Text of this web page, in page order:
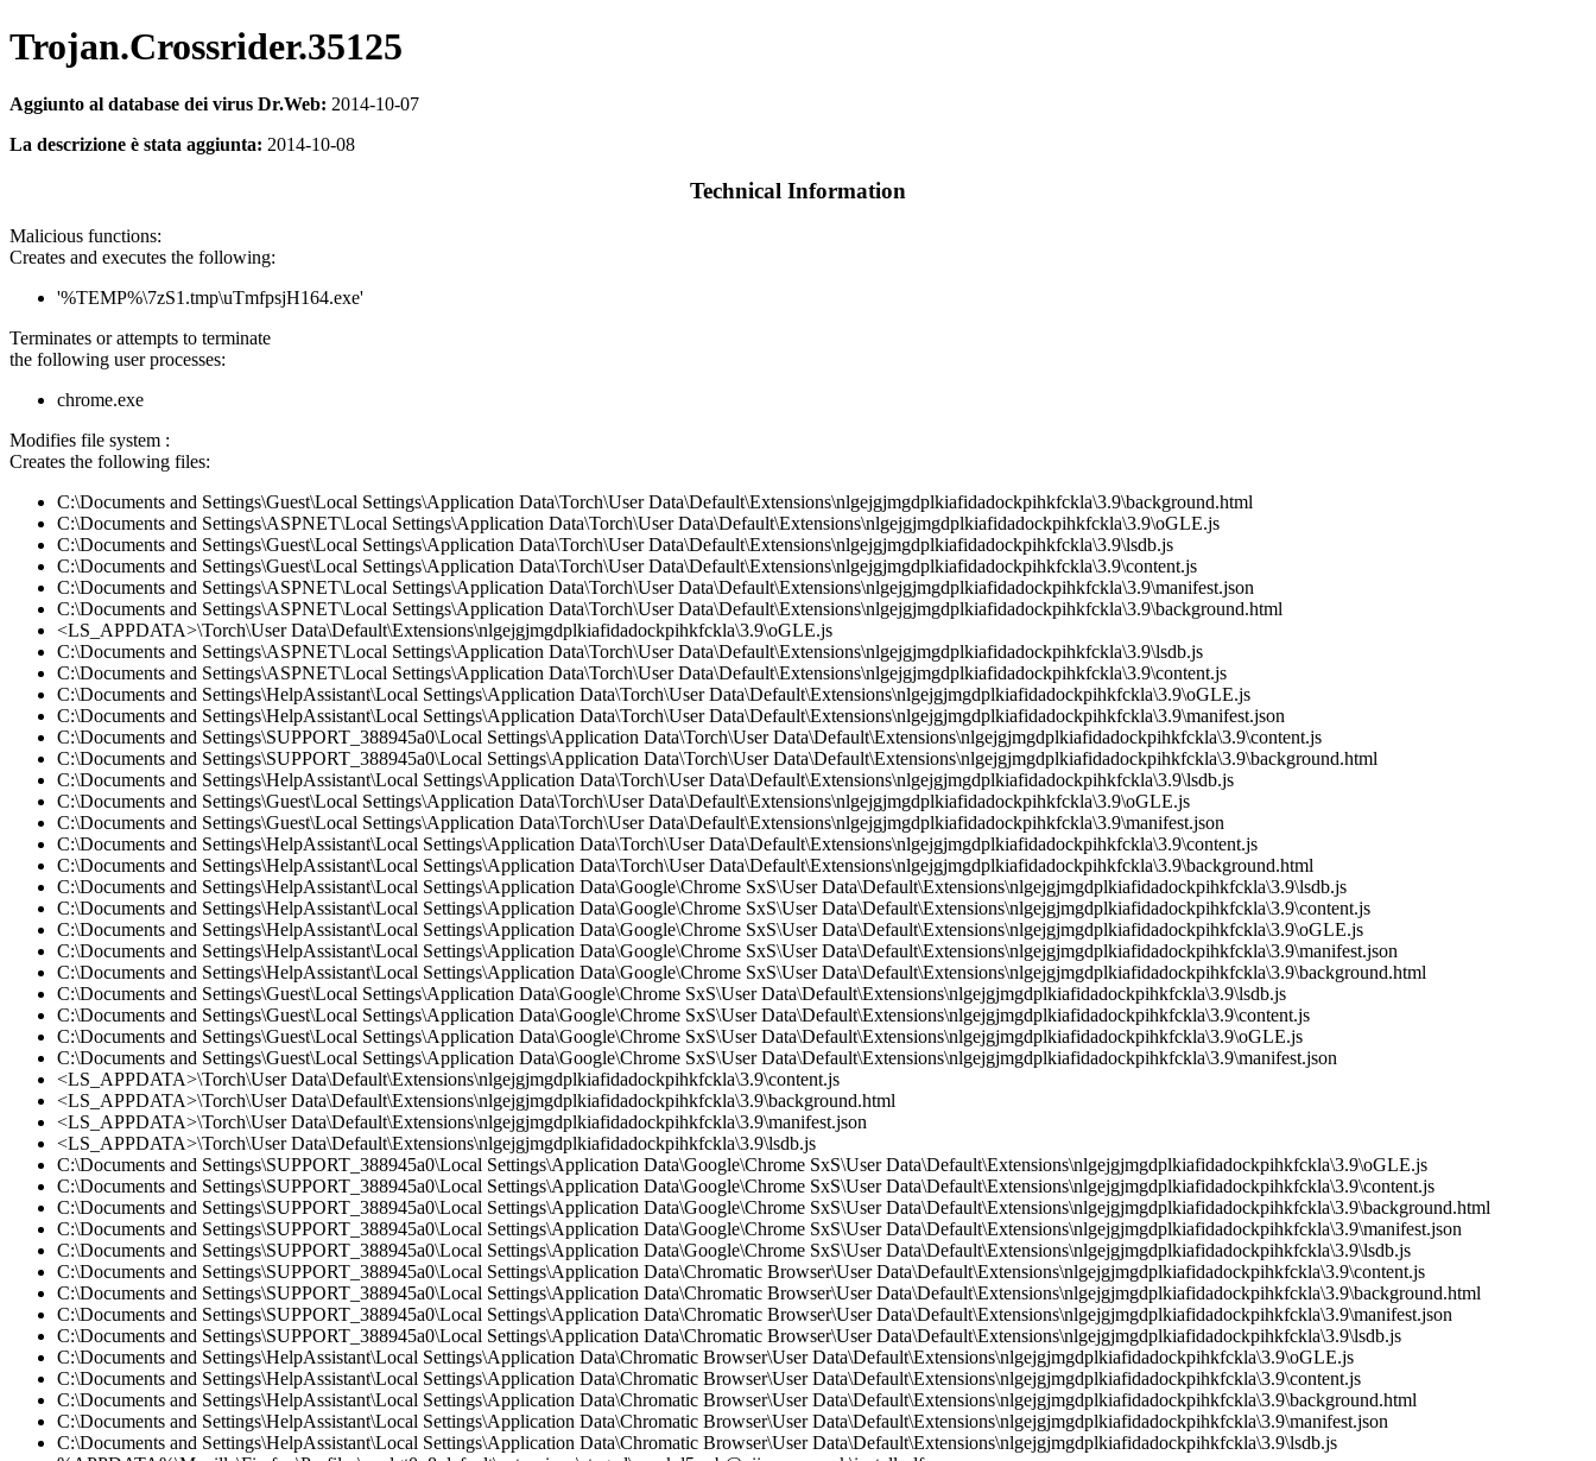
Trojan.Crossrider.35125
Aggiunto al database dei virus Dr.Web: 2014-10-07
La descrizione è stata aggiunta: 2014-10-08
Technical Information
Malicious functions:
Creates and executes the following:
'%TEMP%\7zS1.tmp\uTmfpsjH164.exe'
Terminates or attempts to terminate
the following user processes:
chrome.exe
Modifies file system :
Creates the following files:
C:\Documents and Settings\Guest\Local Settings\Application Data\Torch\User Data\Default\Extensions\nlgejgjmgdplkiafidadockpihkfckla\3.9\background.html
C:\Documents and Settings\ASPNET\Local Settings\Application Data\Torch\User Data\Default\Extensions\nlgejgjmgdplkiafidadockpihkfckla\3.9\oGLE.js
C:\Documents and Settings\Guest\Local Settings\Application Data\Torch\User Data\Default\Extensions\nlgejgjmgdplkiafidadockpihkfckla\3.9\lsdb.js
C:\Documents and Settings\Guest\Local Settings\Application Data\Torch\User Data\Default\Extensions\nlgejgjmgdplkiafidadockpihkfckla\3.9\content.js
C:\Documents and Settings\ASPNET\Local Settings\Application Data\Torch\User Data\Default\Extensions\nlgejgjmgdplkiafidadockpihkfckla\3.9\manifest.json
C:\Documents and Settings\ASPNET\Local Settings\Application Data\Torch\User Data\Default\Extensions\nlgejgjmgdplkiafidadockpihkfckla\3.9\background.html
<LS_APPDATA>\Torch\User Data\Default\Extensions\nlgejgjmgdplkiafidadockpihkfckla\3.9\oGLE.js
C:\Documents and Settings\ASPNET\Local Settings\Application Data\Torch\User Data\Default\Extensions\nlgejgjmgdplkiafidadockpihkfckla\3.9\lsdb.js
C:\Documents and Settings\ASPNET\Local Settings\Application Data\Torch\User Data\Default\Extensions\nlgejgjmgdplkiafidadockpihkfckla\3.9\content.js
C:\Documents and Settings\HelpAssistant\Local Settings\Application Data\Torch\User Data\Default\Extensions\nlgejgjmgdplkiafidadockpihkfckla\3.9\oGLE.js
C:\Documents and Settings\HelpAssistant\Local Settings\Application Data\Torch\User Data\Default\Extensions\nlgejgjmgdplkiafidadockpihkfckla\3.9\manifest.json
C:\Documents and Settings\SUPPORT_388945a0\Local Settings\Application Data\Torch\User Data\Default\Extensions\nlgejgjmgdplkiafidadockpihkfckla\3.9\content.js
C:\Documents and Settings\SUPPORT_388945a0\Local Settings\Application Data\Torch\User Data\Default\Extensions\nlgejgjmgdplkiafidadockpihkfckla\3.9\background.html
C:\Documents and Settings\HelpAssistant\Local Settings\Application Data\Torch\User Data\Default\Extensions\nlgejgjmgdplkiafidadockpihkfckla\3.9\lsdb.js
C:\Documents and Settings\Guest\Local Settings\Application Data\Torch\User Data\Default\Extensions\nlgejgjmgdplkiafidadockpihkfckla\3.9\oGLE.js
C:\Documents and Settings\Guest\Local Settings\Application Data\Torch\User Data\Default\Extensions\nlgejgjmgdplkiafidadockpihkfckla\3.9\manifest.json
C:\Documents and Settings\HelpAssistant\Local Settings\Application Data\Torch\User Data\Default\Extensions\nlgejgjmgdplkiafidadockpihkfckla\3.9\content.js
C:\Documents and Settings\HelpAssistant\Local Settings\Application Data\Torch\User Data\Default\Extensions\nlgejgjmgdplkiafidadockpihkfckla\3.9\background.html
C:\Documents and Settings\HelpAssistant\Local Settings\Application Data\Google\Chrome SxS\User Data\Default\Extensions\nlgejgjmgdplkiafidadockpihkfckla\3.9\lsdb.js
C:\Documents and Settings\HelpAssistant\Local Settings\Application Data\Google\Chrome SxS\User Data\Default\Extensions\nlgejgjmgdplkiafidadockpihkfckla\3.9\content.js
C:\Documents and Settings\HelpAssistant\Local Settings\Application Data\Google\Chrome SxS\User Data\Default\Extensions\nlgejgjmgdplkiafidadockpihkfckla\3.9\oGLE.js
C:\Documents and Settings\HelpAssistant\Local Settings\Application Data\Google\Chrome SxS\User Data\Default\Extensions\nlgejgjmgdplkiafidadockpihkfckla\3.9\manifest.json
C:\Documents and Settings\HelpAssistant\Local Settings\Application Data\Google\Chrome SxS\User Data\Default\Extensions\nlgejgjmgdplkiafidadockpihkfckla\3.9\background.html
C:\Documents and Settings\Guest\Local Settings\Application Data\Google\Chrome SxS\User Data\Default\Extensions\nlgejgjmgdplkiafidadockpihkfckla\3.9\lsdb.js
C:\Documents and Settings\Guest\Local Settings\Application Data\Google\Chrome SxS\User Data\Default\Extensions\nlgejgjmgdplkiafidadockpihkfckla\3.9\content.js
C:\Documents and Settings\Guest\Local Settings\Application Data\Google\Chrome SxS\User Data\Default\Extensions\nlgejgjmgdplkiafidadockpihkfckla\3.9\oGLE.js
C:\Documents and Settings\Guest\Local Settings\Application Data\Google\Chrome SxS\User Data\Default\Extensions\nlgejgjmgdplkiafidadockpihkfckla\3.9\manifest.json
<LS_APPDATA>\Torch\User Data\Default\Extensions\nlgejgjmgdplkiafidadockpihkfckla\3.9\content.js
<LS_APPDATA>\Torch\User Data\Default\Extensions\nlgejgjmgdplkiafidadockpihkfckla\3.9\background.html
<LS_APPDATA>\Torch\User Data\Default\Extensions\nlgejgjmgdplkiafidadockpihkfckla\3.9\manifest.json
<LS_APPDATA>\Torch\User Data\Default\Extensions\nlgejgjmgdplkiafidadockpihkfckla\3.9\lsdb.js
C:\Documents and Settings\SUPPORT_388945a0\Local Settings\Application Data\Google\Chrome SxS\User Data\Default\Extensions\nlgejgjmgdplkiafidadockpihkfckla\3.9\oGLE.js
C:\Documents and Settings\SUPPORT_388945a0\Local Settings\Application Data\Google\Chrome SxS\User Data\Default\Extensions\nlgejgjmgdplkiafidadockpihkfckla\3.9\content.js
C:\Documents and Settings\SUPPORT_388945a0\Local Settings\Application Data\Google\Chrome SxS\User Data\Default\Extensions\nlgejgjmgdplkiafidadockpihkfckla\3.9\background.html
C:\Documents and Settings\SUPPORT_388945a0\Local Settings\Application Data\Google\Chrome SxS\User Data\Default\Extensions\nlgejgjmgdplkiafidadockpihkfckla\3.9\manifest.json
C:\Documents and Settings\SUPPORT_388945a0\Local Settings\Application Data\Google\Chrome SxS\User Data\Default\Extensions\nlgejgjmgdplkiafidadockpihkfckla\3.9\lsdb.js
C:\Documents and Settings\SUPPORT_388945a0\Local Settings\Application Data\Chromatic Browser\User Data\Default\Extensions\nlgejgjmgdplkiafidadockpihkfckla\3.9\content.js
C:\Documents and Settings\SUPPORT_388945a0\Local Settings\Application Data\Chromatic Browser\User Data\Default\Extensions\nlgejgjmgdplkiafidadockpihkfckla\3.9\background.html
C:\Documents and Settings\SUPPORT_388945a0\Local Settings\Application Data\Chromatic Browser\User Data\Default\Extensions\nlgejgjmgdplkiafidadockpihkfckla\3.9\manifest.json
C:\Documents and Settings\SUPPORT_388945a0\Local Settings\Application Data\Chromatic Browser\User Data\Default\Extensions\nlgejgjmgdplkiafidadockpihkfckla\3.9\lsdb.js
C:\Documents and Settings\HelpAssistant\Local Settings\Application Data\Chromatic Browser\User Data\Default\Extensions\nlgejgjmgdplkiafidadockpihkfckla\3.9\oGLE.js
C:\Documents and Settings\HelpAssistant\Local Settings\Application Data\Chromatic Browser\User Data\Default\Extensions\nlgejgjmgdplkiafidadockpihkfckla\3.9\content.js
C:\Documents and Settings\HelpAssistant\Local Settings\Application Data\Chromatic Browser\User Data\Default\Extensions\nlgejgjmgdplkiafidadockpihkfckla\3.9\background.html
C:\Documents and Settings\HelpAssistant\Local Settings\Application Data\Chromatic Browser\User Data\Default\Extensions\nlgejgjmgdplkiafidadockpihkfckla\3.9\manifest.json
C:\Documents and Settings\HelpAssistant\Local Settings\Application Data\Chromatic Browser\User Data\Default\Extensions\nlgejgjmgdplkiafidadockpihkfckla\3.9\lsdb.js